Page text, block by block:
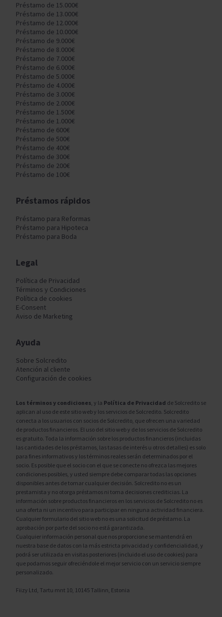
Préstamo de 15.000€
Préstamo de 13.000€
Préstamo de 12.000€
Préstamo de 10.000€
Préstamo de 9.000€
Préstamo de 8.000€
Préstamo de 7.000€
Préstamo de 6.000€
Préstamo de 5.000€
Préstamo de 4.000€
Préstamo de 3.000€
Préstamo de 2.000€
Préstamo de 1.500€
Préstamo de 1.000€
Préstamo de 600€
Préstamo de 500€
Préstamo de 400€
Préstamo de 300€
Préstamo de 200€
Préstamo de 100€
Préstamos rápidos
Préstamo para Reformas
Préstamo para Hipoteca
Préstamo para Boda
Legal
Política de Privacidad
Términos y Condiciones
Política de cookies
E-Consent
Aviso de Marketing
Ayuda
Sobre Solcredito
Atención al cliente
Configuración de cookies
Los términos y condiciones, y la Política de Privacidad de Solcredito se
aplican al uso de este sitio web y los servicios de Solcredito. Solcredito
conecta a los usuarios con socios de Solcredito, que ofrecen una variedad
de productos financieros. El uso del sitio web y de los servicios de Solcredito
es gratuito. Toda la información sobre los productos financieros (incluidas
las cantidades de los préstamos, las tasas de interés u otros detalles) es solo
para fines informativos y los términos reales serán determinados por el
socio. Es posible que el socio con el que se conecte no ofrezca las mejores
condiciones posibles, y usted siempre debe comparar todas las opciones
disponibles antes de tomar cualquier decisión. Solcredito no es un
prestamista y no otorga préstamos ni toma decisiones crediticias. La
información sobre productos financieros en los servicios de Solcredito no es
una oferta ni un incentivo para participar en ninguna actividad financiera.
Cualquier formulario del sitio web no es una solicitud de préstamo. La
aprobación por parte del socio no está garantizada.
Cualquier información personal que nos proporcione se mantendrá en
nuestra base de datos con la más estricta privacidad y confidencialidad, y
podrá ser utilizada en visitas posteriores (incluido el uso de cookies) para
que podamos seguir ofreciéndole el mejor servicio con un servicio siempre
personalizado.
Fiizy Ltd, Tartu mnt 10, 10145 Tallinn, Estonia